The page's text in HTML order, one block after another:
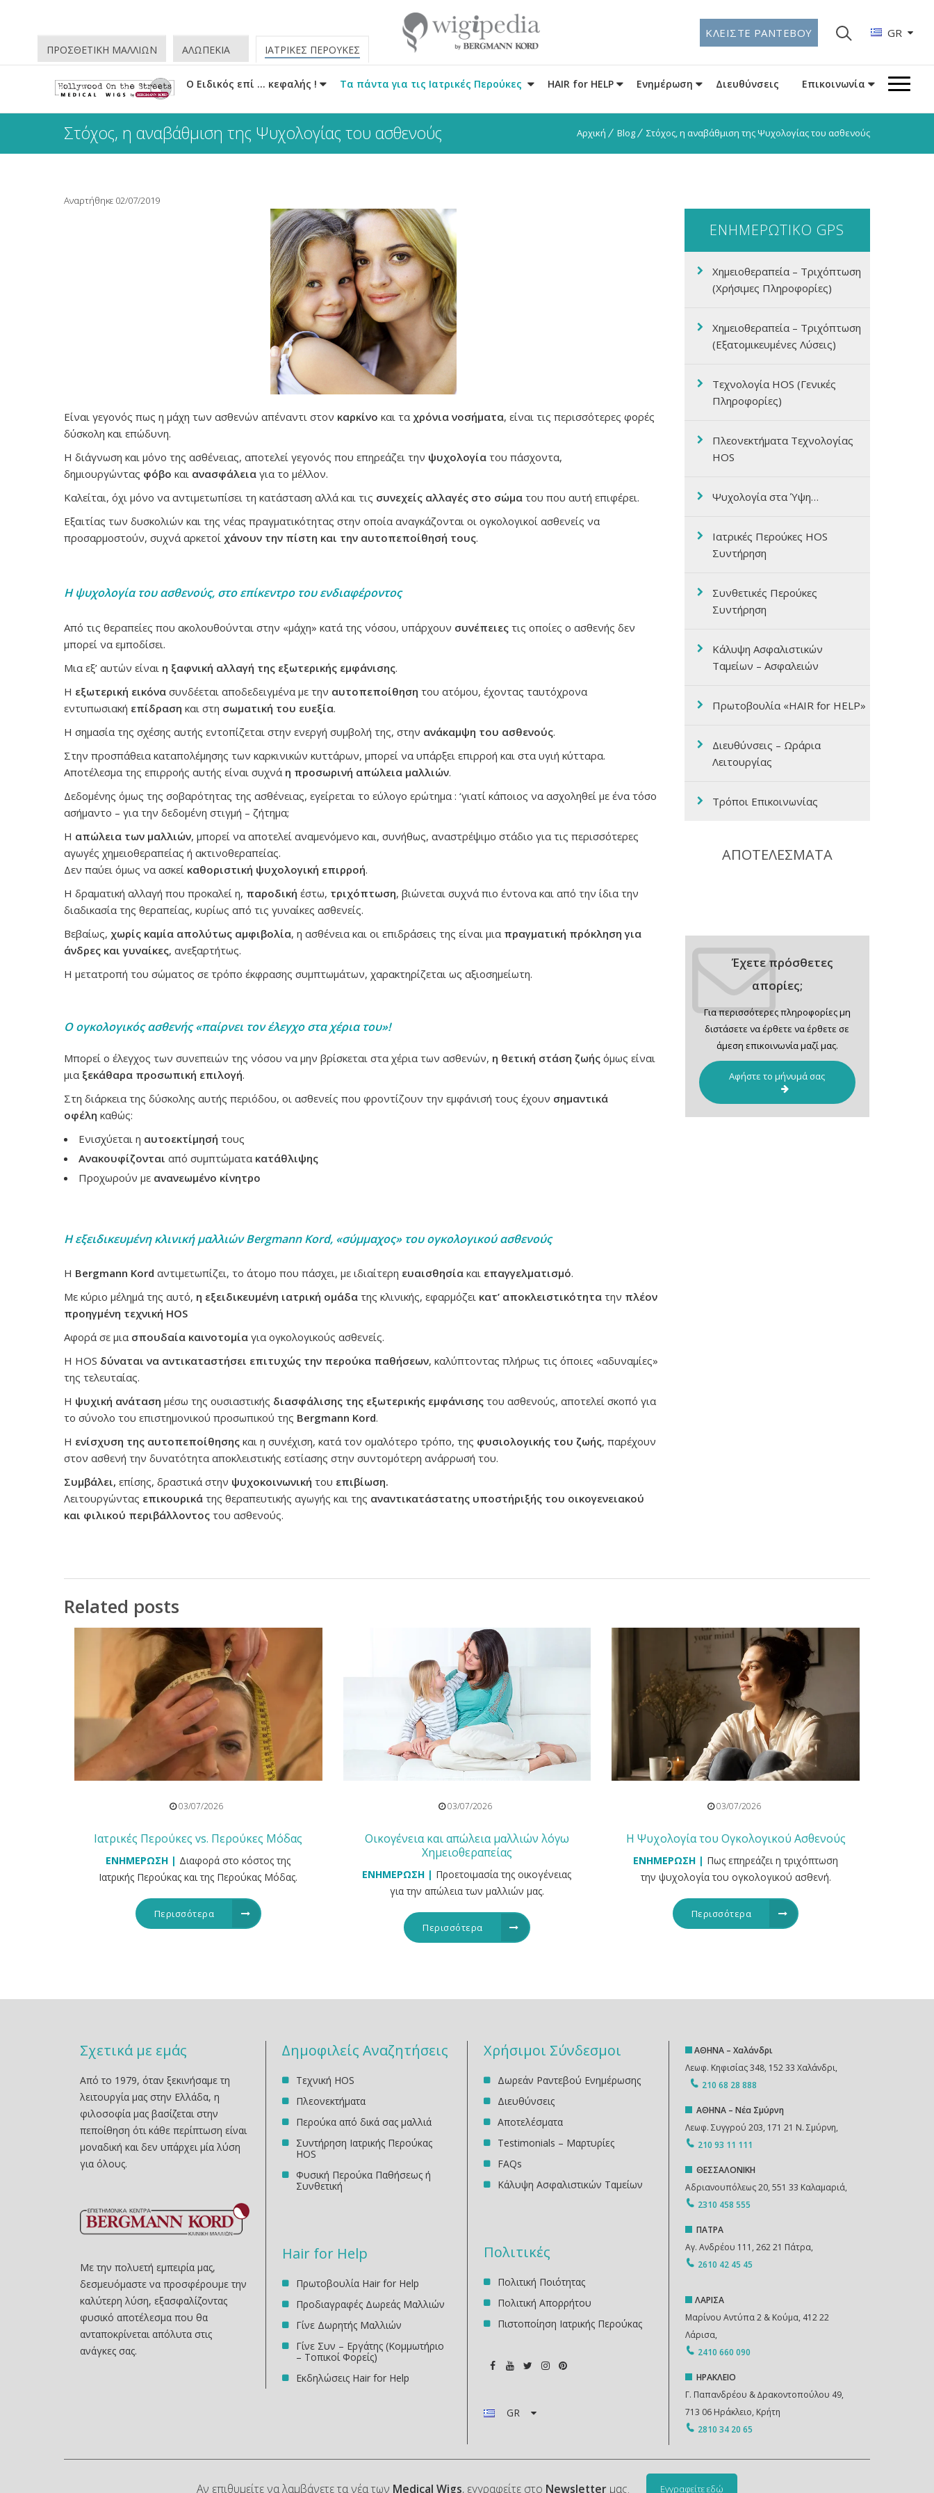
ΚΛΕΙΣΤΕ ΡΑΝΤΕΒΟΥ GR
O Ειδικός επί … κεφαλής ! Τα πάντα για τις Ιατρικές Περούκες HAIR for HELP Ενημέρωση Διευθύνσεις Επικοινωνία
ΠΡΟΣΘΕΤΙΚΗ ΜΑΛΛΙΩΝ ΑΛΩΠΕΚΙΑ ΙΑΤΡΙΚΕΣ ΠΕΡΟΥΚΕΣ
Στόχος, η αναβάθμιση της Ψυχολογίας του ασθενούς Αρχική Blog Στόχος, η αναβάθμιση της Ψυχολογίας του ασθενούς
Αναρτήθηκε 02/07/2019
Είναι γεγονός πως η μάχη των ασθενών απέναντι στον καρκίνο και τα χρόνια νοσήματα, είναι τις περισσότερες φορές
δύσκολη και επώδυνη.
Η διάγνωση και μόνο της ασθένειας, αποτελεί γεγονός που επηρεάζει την ψυχολογία του πάσχοντα,
δημιουργώντας φόβο και ανασφάλεια για το μέλλον.
Καλείται, όχι μόνο να αντιμετωπίσει τη κατάσταση αλλά και τις συνεχείς αλλαγές στο σώμα του που αυτή επιφέρει.
Εξαιτίας των δυσκολιών και της νέας πραγματικότητας στην οποία αναγκάζονται οι ογκολογικοί ασθενείς να
προσαρμοστούν, συχνά αρκετοί χάνουν την πίστη και την αυτοπεποίθησή τους.
Η ψυχολογία του ασθενούς, στο επίκεντρο του ενδιαφέροντος
Από τις θεραπείες που ακολουθούνται στην «μάχη» κατά της νόσου, υπάρχουν συνέπειες τις οποίες ο ασθενής δεν
μπορεί να εμποδίσει.
Μια εξ’ αυτών είναι η ξαφνική αλλαγή της εξωτερικής εμφάνισης.
Η εξωτερική εικόνα συνδέεται αποδεδειγμένα με την αυτοπεποίθηση του ατόμου, έχοντας ταυτόχρονα
εντυπωσιακή επίδραση και στη σωματική του ευεξία.
Η σημασία της σχέσης αυτής εντοπίζεται στην ενεργή συμβολή της, στην ανάκαμψη του ασθενούς.
Στην προσπάθεια καταπολέμησης των καρκινικών κυττάρων, μπορεί να υπάρξει επιρροή και στα υγιή κύτταρα.
Αποτέλεσμα της επιρροής αυτής είναι συχνά η προσωρινή απώλεια μαλλιών.
Δεδομένης όμως της σοβαρότητας της ασθένειας, εγείρεται το εύλογο ερώτημα : ‘γιατί κάποιος να ασχοληθεί με ένα τόσο
ασήμαντο – για την δεδομένη στιγμή – ζήτημα;
Η απώλεια των μαλλιών, μπορεί να αποτελεί αναμενόμενο και, συνήθως, αναστρέψιμο στάδιο για τις περισσότερες
αγωγές χημειοθεραπείας ή ακτινοθεραπείας.
Δεν παύει όμως να ασκεί καθοριστική ψυχολογική επιρροή.
Η δραματική αλλαγή που προκαλεί η, παροδική έστω, τριχόπτωση, βιώνεται συχνά πιο έντονα και από την ίδια την
διαδικασία της θεραπείας, κυρίως από τις γυναίκες ασθενείς.
Βεβαίως, χωρίς καμία απολύτως αμφιβολία, η ασθένεια και οι επιδράσεις της είναι μια πραγματική πρόκληση για
άνδρες και γυναίκες, ανεξαρτήτως.
Η μετατροπή του σώματος σε τρόπο έκφρασης συμπτωμάτων, χαρακτηρίζεται ως αξιοσημείωτη.
Ο ογκολογικός ασθενής «παίρνει τον έλεγχο στα χέρια του»!
Μπορεί ο έλεγχος των συνεπειών της νόσου να μην βρίσκεται στα χέρια των ασθενών, η θετική στάση ζωής όμως είναι
μια ξεκάθαρα προσωπική επιλογή.
Στη διάρκεια της δύσκολης αυτής περιόδου, οι ασθενείς που φροντίζουν την εμφάνισή τους έχουν σημαντικά
οφέλη καθώς:
Ενισχύεται η αυτοεκτίμησή τους
Ανακουφίζονται από συμπτώματα κατάθλιψης
Προχωρούν με ανανεωμένο κίνητρο
Η εξειδικευμένη κλινική μαλλιώνBergmann Kord, «σύμμαχος» του ογκολογικού ασθενούς
Η Bergmann Kord αντιμετωπίζει, το άτομο που πάσχει, με ιδιαίτερη ευαισθησία και επαγγελματισμό.
Με κύριο μέλημά της αυτό, η εξειδικευμένη ιατρική ομάδα της κλινικής, εφαρμόζει κατ’ αποκλειστικότητα την πλέον
προηγμένη τεχνική HOS
Αφορά σε μια σπουδαία καινοτομία για ογκολογικούς ασθενείς.
Η HOS δύναται να αντικαταστήσει επιτυχώς την περούκα παθήσεων, καλύπτοντας πλήρως τις όποιες «αδυναμίες»
της τελευταίας.
Η ψυχική ανάταση μέσω της ουσιαστικής διασφάλισης της εξωτερικής εμφάνισης του ασθενούς, αποτελεί σκοπό για
το σύνολο του επιστημονικού προσωπικού της Bergmann Kord.
Η ενίσχυση της αυτοπεποίθησης και η συνέχιση, κατά τον ομαλότερο τρόπο, της φυσιολογικής του ζωής, παρέχουν
στον ασθενή την δυνατότητα αποκλειστικής εστίασης στην συντομότερη ανάρρωσή του.
Συμβάλει, επίσης, δραστικά στην ψυχοκοινωνική του επιβίωση.
Λειτουργώντας επικουρικά της θεραπευτικής αγωγής και της αναντικατάστατης υποστήριξής του οικογενειακού
και φιλικού περιβάλλοντος του ασθενούς.
ΕΝΗΜΕΡΩΤΙΚΟ GPS
Χημειοθεραπεία – Τριχόπτωση
(Χρήσιμες Πληροφορίες)
Χημειοθεραπεία – Τριχόπτωση
(Εξατομικευμένες Λύσεις)
Τεχνολογία HOS (Γενικές
Πληροφορίες)
Πλεονεκτήματα Τεχνολογίας
HOS
Ψυχολογία στα Ύψη…
Ιατρικές Περούκες HOS
Συντήρηση
Συνθετικές Περούκες
Συντήρηση
Κάλυψη Ασφαλιστικών
Ταμείων – Ασφαλειών
Πρωτοβουλία «HAIR for HELP»
Διευθύνσεις – Ωράρια
Λειτουργίας
Τρόποι Επικοινωνίας
ΑΠΟΤΕΛΕΣΜΑΤΑ
Έχετε πρόσθετες
απορίες;
Για περισσότερες πληροφορίες μη
διστάσετε να έρθετε να έρθετε σε
άμεση επικοινωνία μαζί μας.
Αφήστε το μήνυμά σας
Related posts
03/07/2026
Ιατρικές Περούκες vs. Περούκες Μόδας
ΕΝΗΜΕΡΩΣΗ | Διαφορά στο κόστος της
Ιατρικής Περούκας και της Περούκας Μόδας.
Περισσότερα
03/07/2026
Οικογένεια και απώλεια μαλλιών λόγω
Χημειοθεραπείας
ΕΝΗΜΕΡΩΣΗ | Προετοιμασία της οικογένειας
για την απώλεια των μαλλιών μας.
Περισσότερα
03/07/2026
Η Ψυχολογία του Ογκολογικού Ασθενούς
ΕΝΗΜΕΡΩΣΗ | Πως επηρεάζει η τριχόπτωση
την ψυχολογία του ογκολογικού ασθενή.
Περισσότερα
Σχετικά με εμάς
Από το 1979, όταν ξεκινήσαμε τη
λειτουργία μας στην Ελλάδα, η
φιλοσοφία μας βασίζεται στην
πεποίθηση ότι κάθε περίπτωση είναι
μοναδική και δεν υπάρχει μία λύση
για όλους.
Με την πολυετή εμπειρία μας,
δεσμευόμαστε να προσφέρουμε την
καλύτερη λύση, εξασφαλίζοντας
φυσικό αποτέλεσμα που θα
ανταποκρίνεται απόλυτα στις
ανάγκες σας.
∆ημοφιλείς Αναζητήσεις
Τεχνική HOS
Πλεονεκτήματα
Περούκα από δικά σας μαλλιά
Συντήρηση Ιατρικής Περούκας
HOS
Φυσική Περούκα Παθήσεως ή
Συνθετική
Hair for Help
Πρωτοβουλία Hair for Help
Προδιαγραφές Δωρεάς Μαλλιών
Γίνε Δωρητής Μαλλιών
Γίνε Συν – Εργάτης (Κομμωτήριο
– Τοπικοί Φορείς)
Εκδηλώσεις Ηair for Help
Χρήσιμοι Σύνδεσμοι
Δωρεάν Ραντεβού Ενημέρωσης
Διευθύνσεις
Αποτελέσματα
Testimonials – Μαρτυρίες
FAQs
Κάλυψη Ασφαλιστικών Ταμείων
Πολιτικές
Πολιτική Ποιότητας
Πολιτική Απορρήτου
Πιστοποίηση Ιατρικής Περούκας
GR
ΑΘΗΝΑ – Χαλάνδρι
Λεωφ. Κηφισίας 348, 152 33 Χαλάνδρι,
210 68 28 888
ΑΘΗΝΑ – Νέα Σμύρνη
Λεωφ. Συγγρού 203, 171 21 Ν. Σμύρνη,
210 93 11 111
ΘΕΣΣΑΛΟΝΙΚΗ
Αδριανουπόλεως 20, 551 33 Καλαμαριά,
2310 458 555
ΠΑΤΡΑ
Αγ. Ανδρέου 111, 262 21 Πάτρα,
2610 42 45 45
ΛΑΡΙΣΑ
Μαρίνου Αντύπα 2 & Κούμα, 412 22
Λάρισα,
2410 660 090
ΗΡΑΚΛΕΙΟ
Γ. Παπανδρέου & ∆ρακοντοπούλου 49,
713 06 Ηράκλειο, Κρήτη
2810 34 20 65
Αν επιθυμείτε να λαμβάνετε τα νέα των Medical Wigs, εγγραφείτε στο Newsletter μας. Εγγραφείτε εδώ